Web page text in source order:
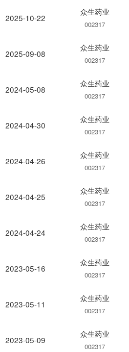
2025-10-22
2025-09-08
2024-05-08
2024-04-30
2024-04-26
2024-04-25
2024-04-24
2023-05-16
2023-05-11
2023-05-09
众生药业
002317
众生药业
002317
众生药业
002317
众生药业
002317
众生药业
002317
众生药业
002317
众生药业
002317
众生药业
002317
众生药业
002317
众生药业
002317